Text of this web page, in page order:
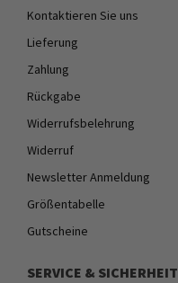
Kontaktieren Sie uns
Lieferung
Zahlung
Rückgabe
Widerrufsbelehrung
Widerruf
Newsletter Anmeldung
Größentabelle
Gutscheine
SERVICE & SICHERHEIT